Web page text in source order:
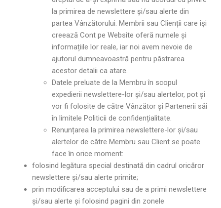
la primirea de newslettere și/sau alerte din
partea Vânzătorului. Membrii sau Clienții care își
creează Cont pe Website oferă numele și
informațiile lor reale, iar noi avem nevoie de
ajutorul dumneavoastră pentru păstrarea
acestor detalii ca atare.
Datele preluate de la Membru în scopul
expedierii newslettere-lor și/sau alertelor, pot și
vor fi folosite de către Vânzător și Partenerii săi
în limitele Politicii de confidențialitate.
Renunțarea la primirea newslettere-lor și/sau
alertelor de către Membru sau Client se poate
face în orice moment:
folosind legătura special destinată din cadrul oricăror
newslettere și/sau alerte primite;
prin modificarea acceptului sau de a primi newslettere
și/sau alerte și folosind pagini din zonele